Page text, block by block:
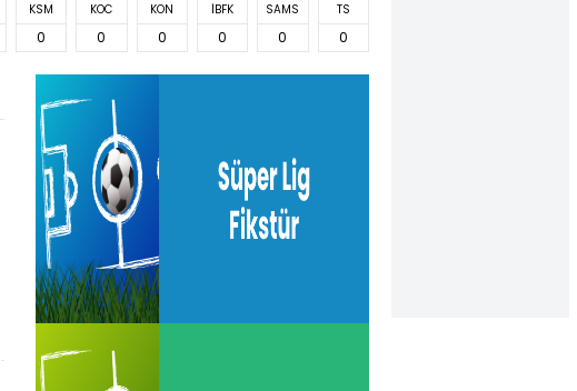
KSM
0
KOC
0
KON
0
İBFK
0
SAMS
0
TS
0